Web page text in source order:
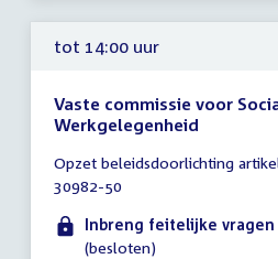
tot 14:00 uur
Vaste commissie voor
Werkgelegenheid
vergadering
tot
14:00
uur
Opzet beleidsdoorlichting
30982-50
Inbreng feitelijke vragen
(besloten)